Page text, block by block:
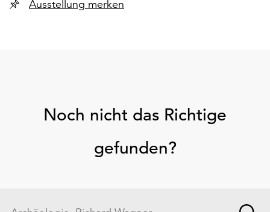
Ausstellung merken
Noch nicht das Richtige
gefunden?